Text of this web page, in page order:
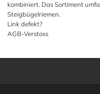
kombiniert. Das Sortiment
Steigbügelriemen.
Link defekt?
AGB-Verstoss